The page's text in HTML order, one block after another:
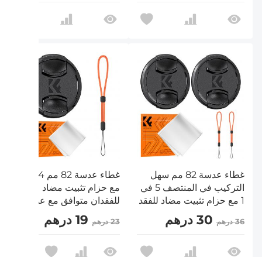
غطاء عدسة 82 مم سهل
التركيب في المنتصف 5 في
1 مع حزام تثبيت مضاد للفقد
متوافق مع عدسات كاميرات
نيكون وكانون وسوني
36 درهم 30 درهم
مع حزام تثبيت مضاد
للفقدان متوافق مع عدسات
كاميرات نيكون وكانون
وسوني وفوجي فيلم
23 درهم 19 درهم